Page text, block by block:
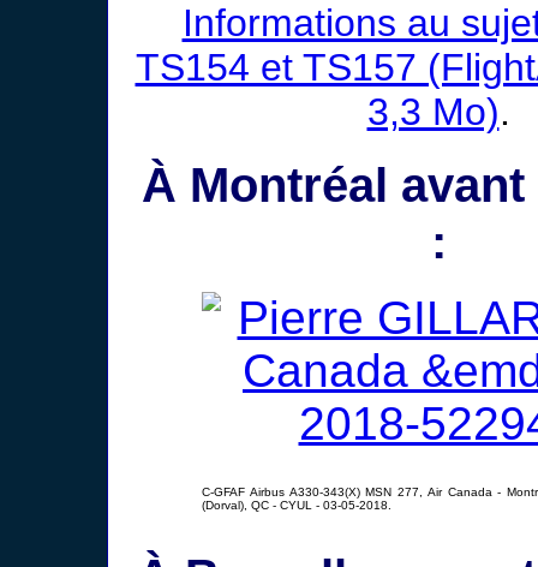
Informations au
TS154 et TS157
3,3 Mo).
À Montréal
:
C-GFAF Airbus A330-343(X) MSN 277, Air Canada -
(Dorval), QC - CYUL - 03-05-2018.